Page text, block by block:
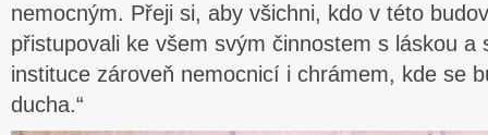
nemocným. Přeji si, aby všichni, kdo v této
přistupovali ke všem svým činnostem s láskou a
instituce zároveň nemocnicí i chrámem, kde se
ducha.“